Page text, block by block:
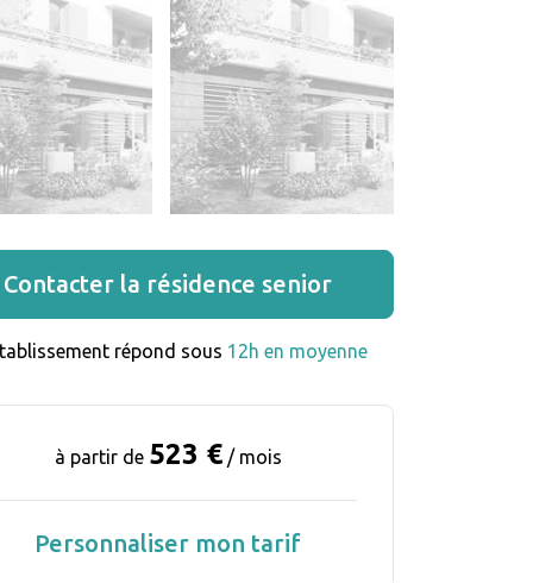
Contacter la résidence senior
répond sous 12h en moyenne
à partir de 523 €/ mois
Personnaliser mon tarif